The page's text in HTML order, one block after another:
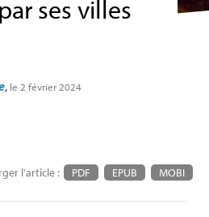
ses villes
, le 2 février 2024
l'article : PDF EPUB MOBI